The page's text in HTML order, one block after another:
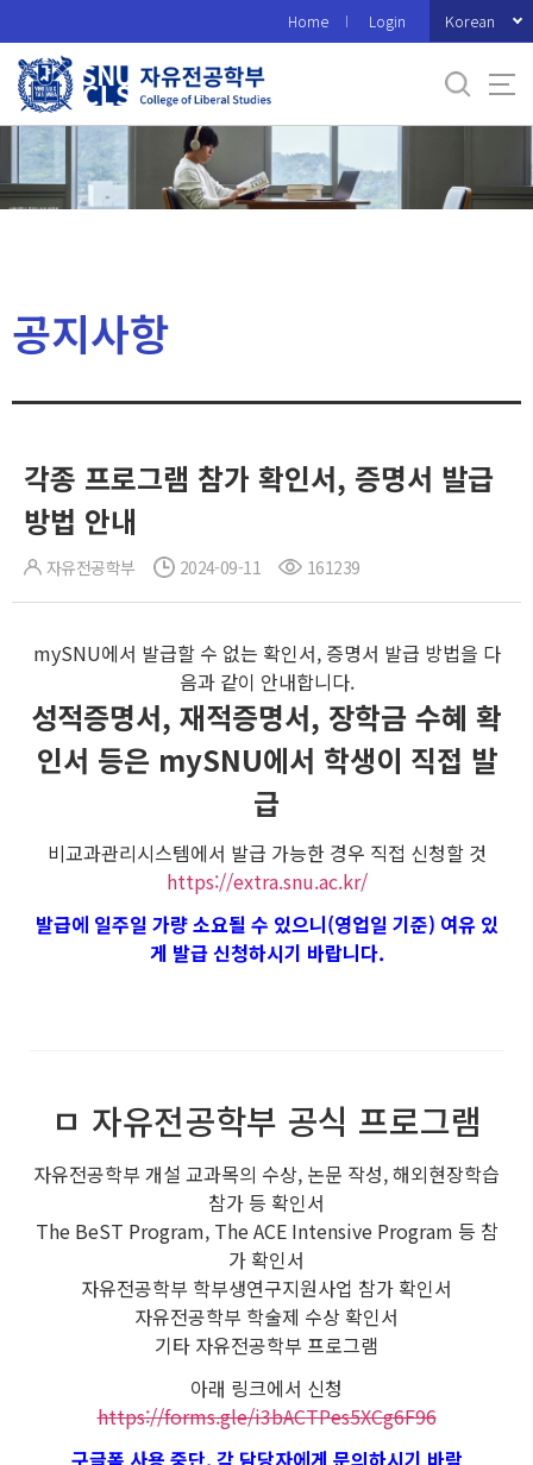
로
메
Home Login Korean
공지사항
각종 프로그램 참가 확인서, 증명서 발급
방법 안내
자유전공학부 2024-09-11 161239
mySNU에서 발급할 수 없는 확인서, 증명서 발급 방법을 다
음과 같이 안내합니다.
성적증명서, 재적증명서, 장학금 수혜 확
인서 등은 mySNU에서 학생이 직접 발
급
비교과관리시스템에서 발급 가능한 경우 직접 신청할 것
https://extra.snu.ac.kr/
발급에 일주일 가량 소요될 수 있으니(영업일 기준) 여유 있
게 발급 신청하시기 바랍니다.
ㅁ 자유전공학부 공식 프로그램
자유전공학부 개설 교과목의 수상, 논문 작성, 해외현장학습
참가 등 확인서
The BeST Program, The ACE Intensive Program 등 참
가 확인서
자유전공학부 학부생연구지원사업 참가 확인서
자유전공학부 학술제 수상 확인서
기타 자유전공학부 프로그램
아래 링크에서 신청
https://forms.gle/i3bACTPes5XCg6F96
구글폼 사용 중단, 각 담당자에게 문의하시기 바람